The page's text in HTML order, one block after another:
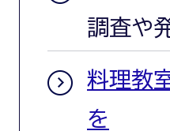
調査や
料理教
を